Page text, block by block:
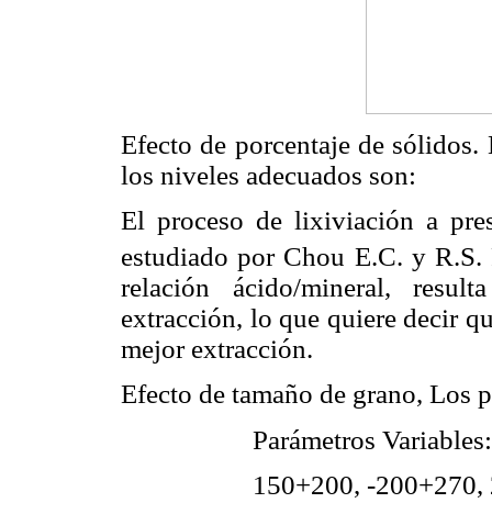
Efecto de porcentaje de
los niveles adecuados son:
El proceso de lixiviación a
estudiado por Chou E.C. y R.S.
relación ácido/mineral,
extracción, lo que quiere decir
mejor extracción.
Efecto de tamaño de grano, Los
Parámetros
150+200, -200+270,